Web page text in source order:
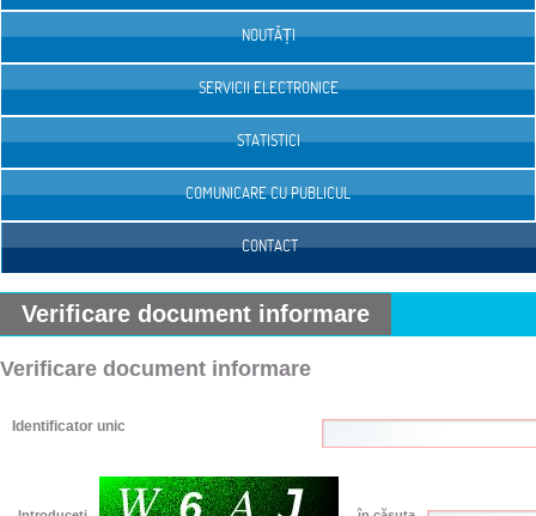
NOUTĂȚI
SERVICII ELECTRONICE
STATISTICI
COMUNICARE CU PUBLICUL
CONTACT
Verificare document informare
Verificare document informare
Identificator unic